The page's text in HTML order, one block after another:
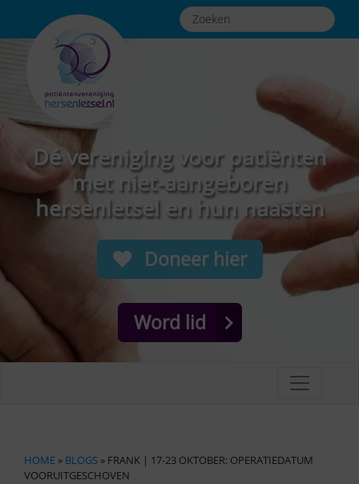
Dé vereniging voor patiënten
met niet-aangeboren
hersenletsel en hun naasten
Doneer hier
Word lid
HOME » BLOGS » FRANK | 17-23 OKTOBER: OPERATIEDATUM
VOORUITGESCHOVEN